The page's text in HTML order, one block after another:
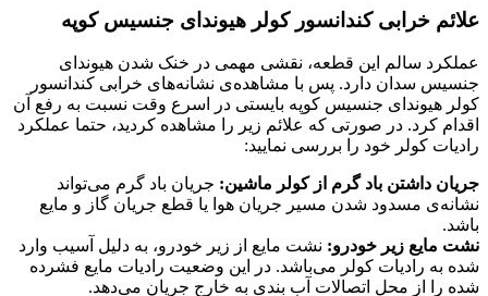
علائم خرابی کندانسور کولر هیوندای جنسیس کوپه
عملکرد سالم این قطعه، نقشی مهمی در خنک شدن هیوندای
جنسیس سدان دارد. پس با مشاهده‌ی نشانه‌های خرابی کندانسور
کولر هیوندای جنسیس کوپه بایستی در اسرع وقت نسبت به رفع آن
اقدام کرد. در صورتی که علائم زیر را مشاهده کردید، حتما عملکرد
رادیات کولر خود را بررسی نمایید:
جریان داشتن باد گرم از کولر ماشین: جریان باد گرم می‌تواند
نشانه‌ی مسدود شدن مسیر جریان هوا یا قطع جریان گاز و مایع
باشد.
نشت مایع زیر خودرو: نشت مایع از زیر خودرو، به دلیل آسیب وارد
شده به رادیات کولر می‌باشد. در این وضعیت رادیات مایع فشرده
شده را از محل اتصالات آب بندی به خارج جریان می‌دهد.